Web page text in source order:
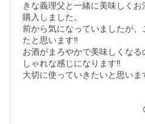
きな義理父と一緒に美味しく
購入しました。
前から気になっていましたが
たと思います‼︎
お酒がまろやかで美味しくな
しゃれな感じになります‼︎
大切に使っていきたいと思いま